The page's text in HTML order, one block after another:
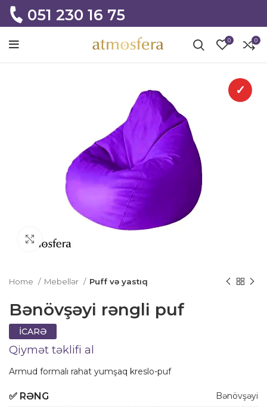
051 230 16 75
0 0
✓
Click to enlarge
Home Mebellər Puff və yastıq
Bənövşəyi rəngli puf
İCARƏ
Qiymət təklifi al
Armud formalı rahat yumşaq kreslo-puf
✅ RƏNG Bənövşəyi